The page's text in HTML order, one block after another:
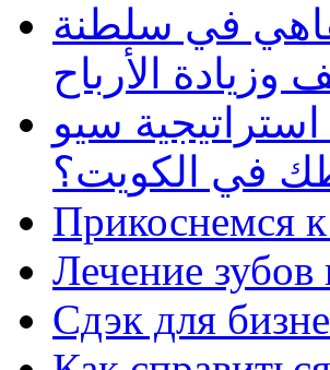
في سلطنة
الأرباح
سيو
في الكويت؟
Прикоснемся
Лечение зубов
Сдэк для